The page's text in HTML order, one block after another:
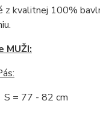
z kvalitnej 100%
MUŽI:
77 - 82 cm